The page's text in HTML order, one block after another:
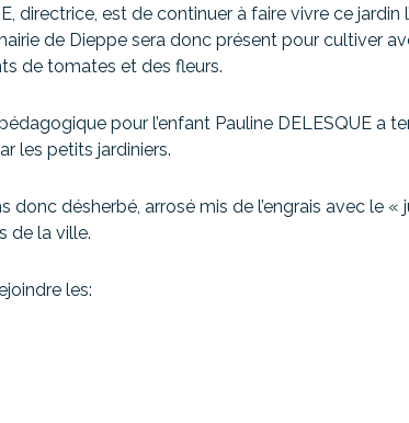
directrice, est de continuer à faire vivre ce jardin
de Dieppe sera donc présent pour cultiver
de tomates et des fleurs.
pour l’enfant Pauline DELESQUE a
les petits jardiniers.
donc désherbé, arrosé mis de l’engrais avec le
de la ville.
les: